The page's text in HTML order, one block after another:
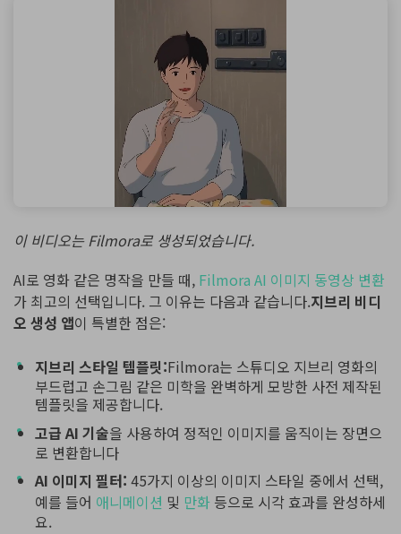
이 비디오는 Filmora로 생성되었습니다.
AI로 영화 같은 명작을 만들 때, Filmora AI 이미지 동영상 변환
가 최고의 선택입니다. 그 이유는 다음과 같습니다.지브리 비디
오 생성 앱이 특별한 점은:
지브리 스타일 템플릿:Filmora는 스튜디오 지브리 영화의
부드럽고 손그림 같은 미학을 완벽하게 모방한 사전 제작된
템플릿을 제공합니다.
고급 AI 기술을 사용하여 정적인 이미지를 움직이는 장면으
로 변환합니다
AI 이미지 필터: 45가지 이상의 이미지 스타일 중에서 선택,
예를 들어 애니메이션 및 만화 등으로 시각 효과를 완성하세
요.